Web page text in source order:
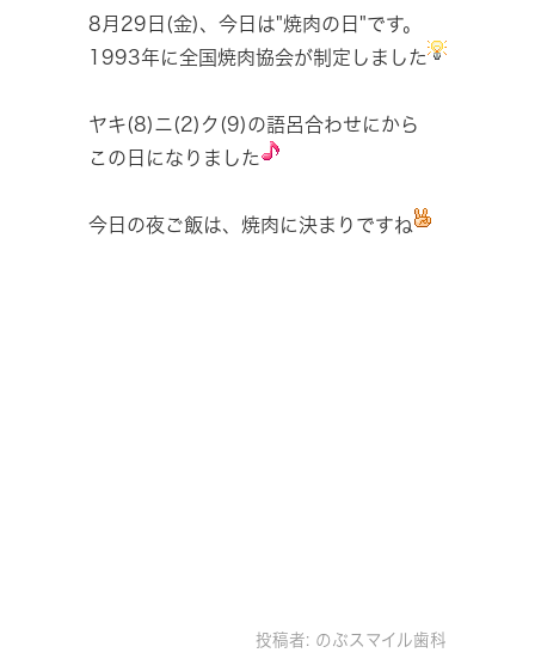
8月29日(金)、今日は"焼肉の日"です。
1993年に全国焼肉協会が制定しました
ヤキ(8)ニ(2)ク(9)の語呂合わせにから
この日になりました
今日の夜ご飯は、焼肉に決まりですね
投稿者: のぶスマイル歯科